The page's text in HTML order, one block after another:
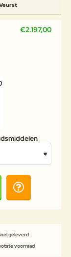
€2.197,00
geleverd
voorraad